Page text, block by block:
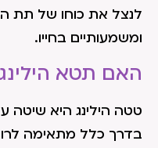
לנצל את כוחו של תת
ומשמעותיים בחייו.
האם תטא
טטה הילינג היא שיטה
בדרך כלל מתאימה